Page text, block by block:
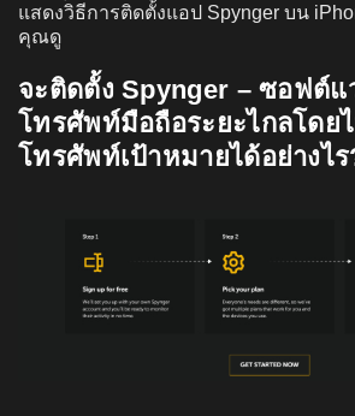
แสดงวิธีการติดตั้งแอป Spynger บน
คุณดู
จะติดตั้ง Spynger – ซอฟต์แ
โทรศัพท์มือถือระยะไกลโดย
โทรศัพท์เป้าหมายได้อย่างไร